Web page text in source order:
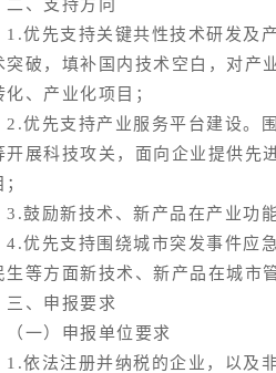
支持方向
先支持关键共性技术研发及产
突破，填补国内技术空白，对产
化、产业化项目；
先支持产业服务平台建设。围
开展科技攻关，面向企业提供先
励新技术、新产品在产业功能
先支持围绕城市突发事件应急
生等方面新技术、新产品在城市
申报要求
）申报单位要求
法注册并纳税的企业，以及非